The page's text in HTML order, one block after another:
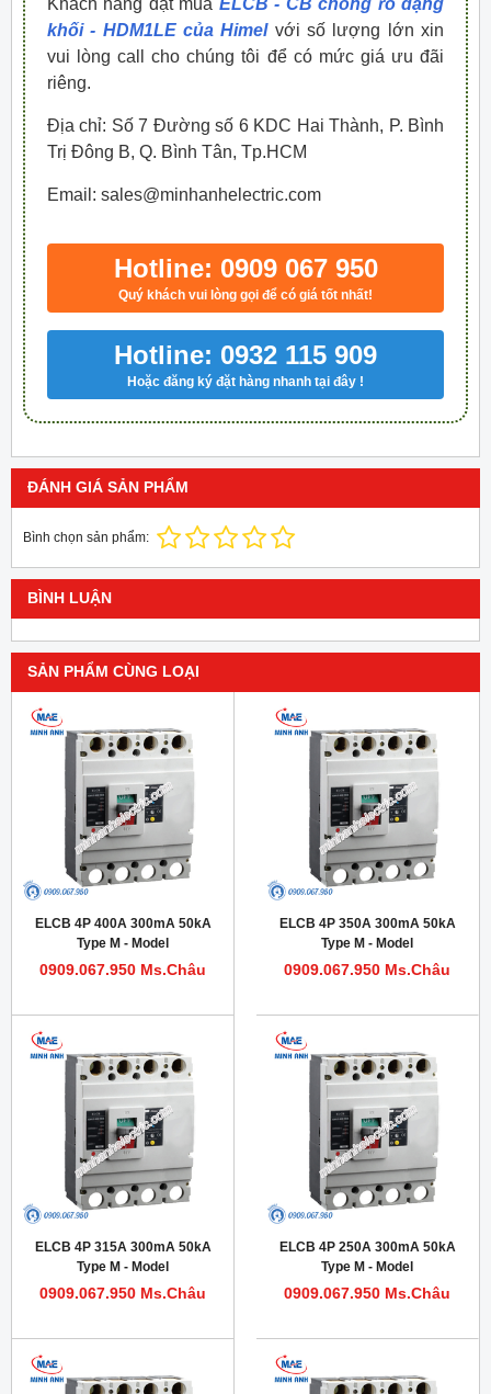
Khách hàng đặt mua ELCB - CB chống rò dạng
khối - HDM1LE của Himel với số lượng lớn xin
vui lòng call cho chúng tôi để có mức giá ưu đãi
riêng.
Địa chỉ: Số 7 Đường số 6 KDC Hai Thành, P. Bình
Trị Đông B, Q. Bình Tân, Tp.HCM
Email: sales@minhanhelectric.com
Hotline: 0909 067 950
Quý khách vui lòng gọi để có giá tốt nhất!
Hotline: 0932 115 909
Hoặc đăng ký đặt hàng nhanh tại đây !
ĐÁNH GIÁ SẢN PHẨM
Bình chọn sản phẩm:
BÌNH LUẬN
SẢN PHẨM CÙNG LOẠI
ELCB 4P 400A 300mA 50kA
Type M - Model
HDM1LE400M4004TA
0909.067.950 Ms.Châu
ELCB 4P 350A 300mA 50kA
Type M - Model
HDM1LE400M3504TA
0909.067.950 Ms.Châu
ELCB 4P 315A 300mA 50kA
Type M - Model
HDM1LE400M3154TA
0909.067.950 Ms.Châu
ELCB 4P 250A 300mA 50kA
Type M - Model
HDM1LE400M2504TA
0909.067.950 Ms.Châu